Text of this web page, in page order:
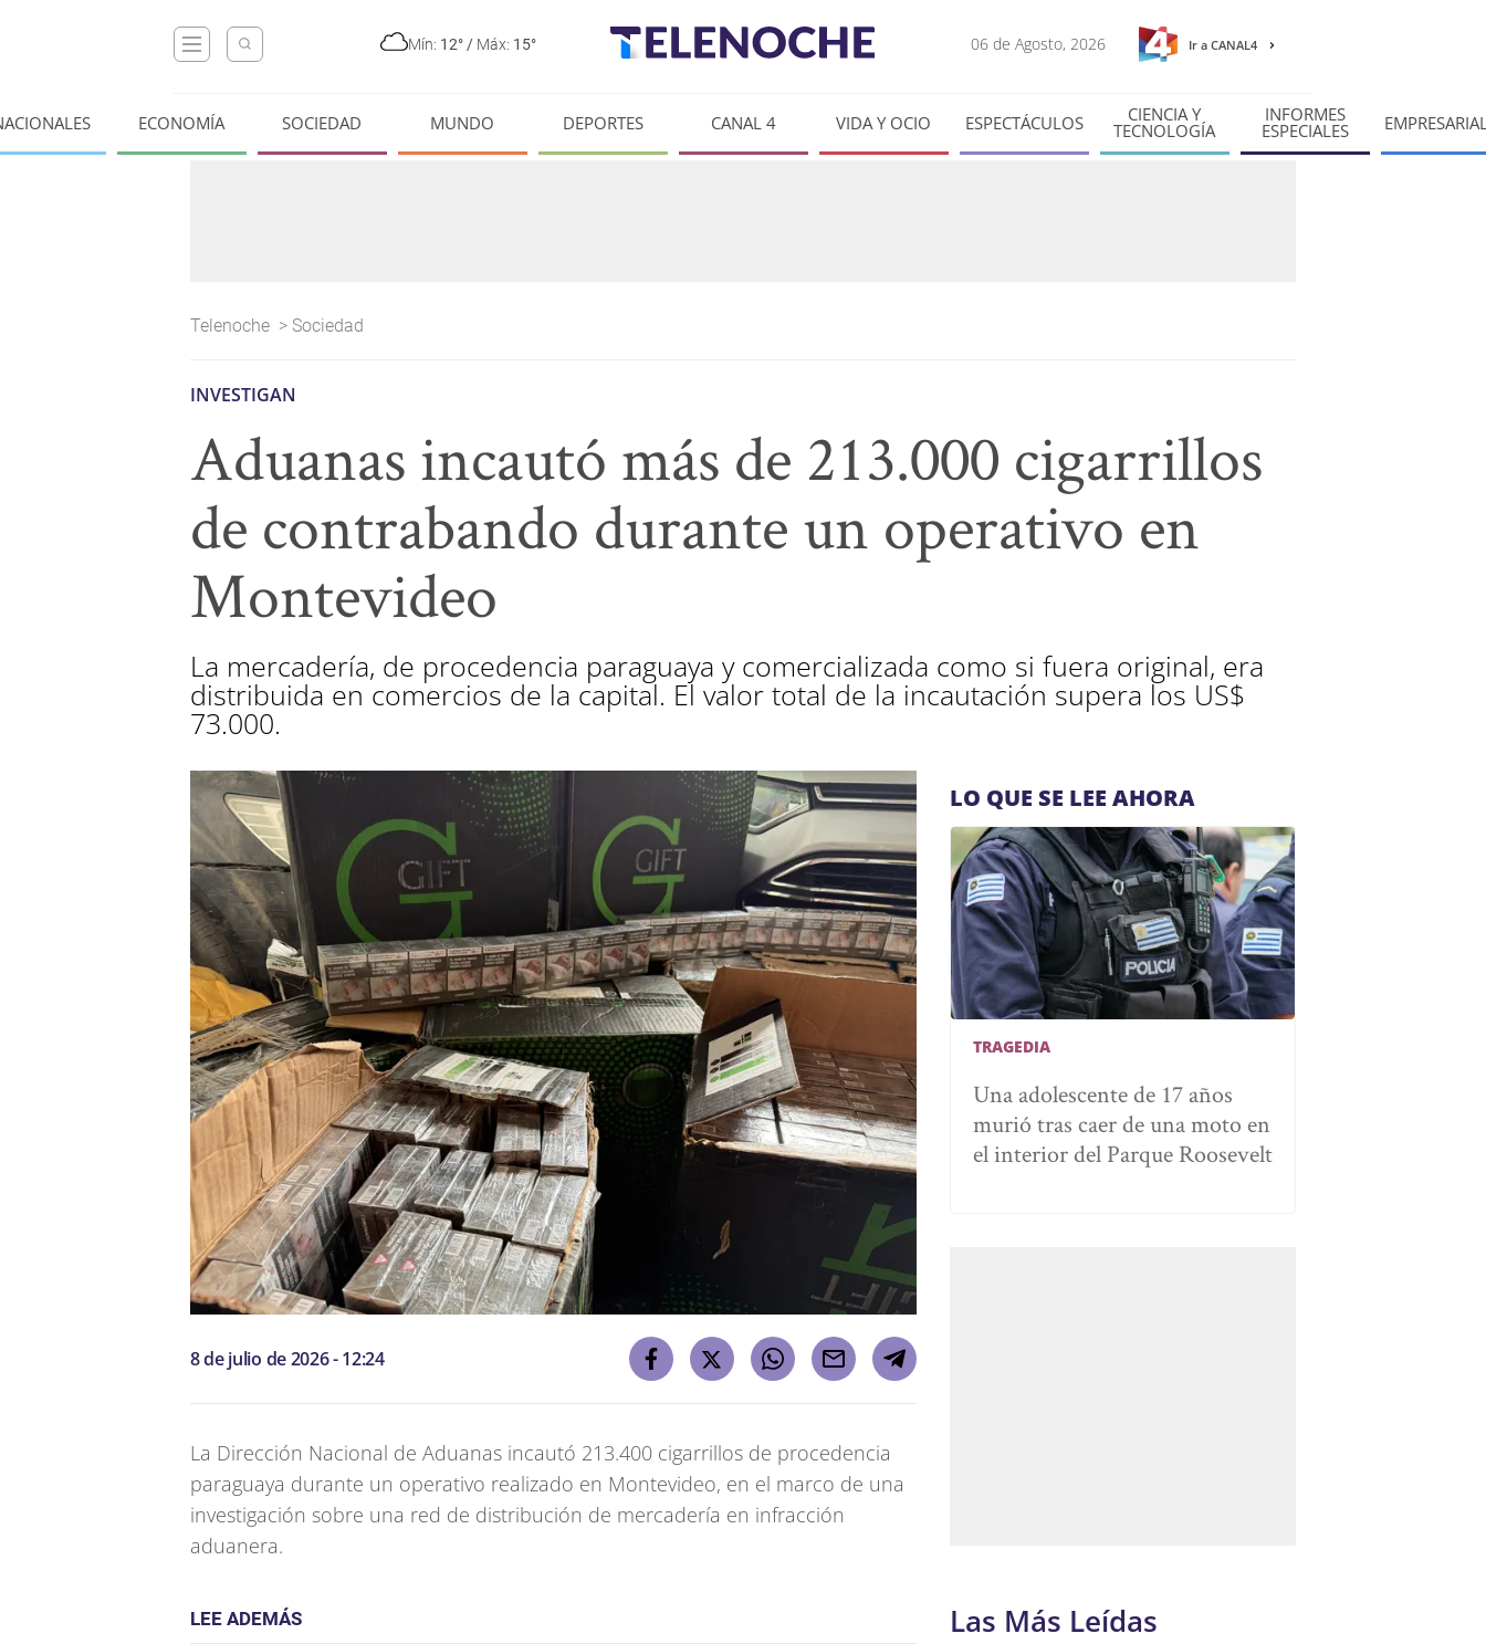
Mín: 12° / Máx: 15° 06 de Agosto, 2026 Ir a CANAL4
ECONOMÍA SOCIEDAD MUNDO DEPORTES CANAL 4 VIDA Y OCIO ESPECTÁCULOS CIENCIA Y
TECNOLOGÍA
INFORMES
ESPECIALES
Telenoche > Sociedad
INVESTIGAN
Aduanas incautó más de 213.000 cigarrillos
de contrabando durante un operativo en
Montevideo
La mercadería, de procedencia paraguaya y comercializada como si fuera original, era
distribuida en comercios de la capital. El valor total de la incautación supera los US$
73.000.
8 de julio de 2026 - 12:24
La Dirección Nacional de Aduanas incautó 213.400 cigarrillos de procedencia
paraguaya durante un operativo realizado en Montevideo, en el marco de una
investigación sobre una red de distribución de mercadería en infracción
aduanera.
LEE ADEMÁS
LO QUE SE LEE AHORA
TRAGEDIA
Una adolescente de 17 años
murió tras caer de una moto en
el interior del Parque Roosevelt
Las Más Leídas